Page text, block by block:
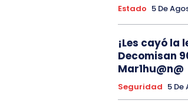
Estado 5 De
¡Les cayó la
Decomisan
Mar1hu@n@
Seguridad 5 De